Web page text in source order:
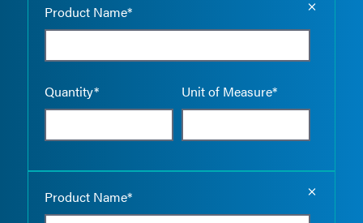
Product Name*
Quantity* Unit of Measure*
Product Name*